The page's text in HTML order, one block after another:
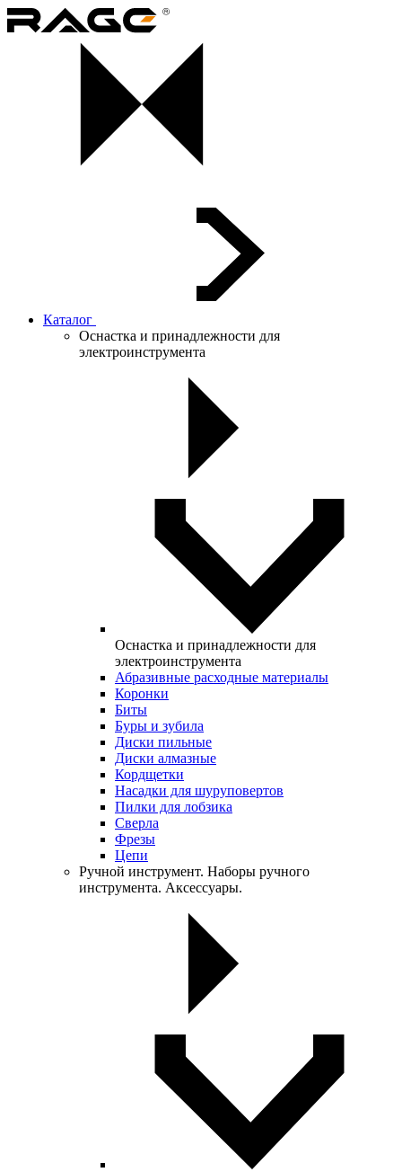
Каталог
Оснастка и принадлежности для
электроинструмента
Оснастка и принадлежности для
электроинструмента
Абразивные расходные материалы
Коронки
Биты
Буры и зубила
Диски пильные
Диски алмазные
Кордщетки
Насадки для шуруповертов
Пилки для лобзика
Сверла
Фрезы
Цепи
Ручной инструмент. Наборы ручного
инструмента. Аксессуары.